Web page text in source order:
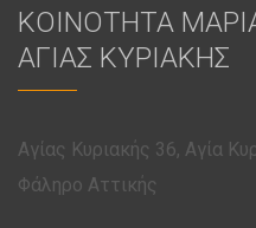
ΚΟΙΝΟΤΗΤΑ
ΑΓΙΑΣ ΚΥΡΙΑΚΗΣ
Αγίας Κυριακής 36, Αγία
Φάληρο Αττικής